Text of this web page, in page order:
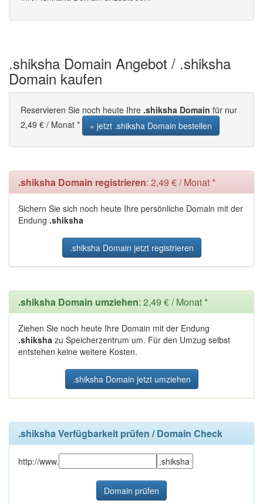
.shiksha Domain Angebot / .shiksha
Domain kaufen
Reservieren Sie noch heute Ihre .shiksha Domain für nur
2,49 € / Monat *
» jetzt .shiksha Domain bestellen
.shiksha Domain registrieren: 2,49 € / Monat *
Sichern Sie sich noch heute Ihre persönliche Domain mit der
Endung .shiksha
.shiksha Domain jetzt registrieren
.shiksha Domain umziehen: 2,49 € / Monat *
Ziehen Sie noch heute Ihre Domain mit der Endung
.shiksha zu Speicherzentrum um. Für den Umzug selbst
entstehen keine weitere Kosten.
.shiksha Domain jetzt umziehen
.shiksha Verfügbarkeit prüfen / Domain Check
http://www.